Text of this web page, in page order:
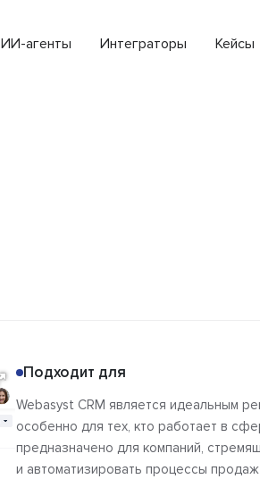
ИИ-агенты Интеграторы Кейсы
Подходит для
Webasyst CRM является идеальным
особенно для тех, кто работает в
предназначено для компаний,
и автоматизировать процессы